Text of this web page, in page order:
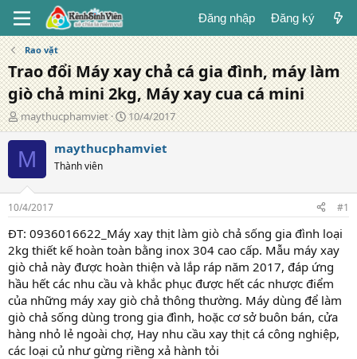
Đăng nhập Đăng ký
Rao vặt
Trao đổi Máy xay chả cá gia đình, máy làm
giò chả mini 2kg, Máy xay cua cá mini
T
á
c
g
ả
maythucphamviet
N
g
à
g
10/4/2017
M maythucphamviet
Thành viên
10/4/2017 #1
ĐT: 0936016622_Máy xay thịt làm giò chả sống gia đình loại
2kg thiết kế hoàn toàn bằng inox 304 cao cấp. Mẫu máy xay
giò chả này được hoàn thiện và lắp ráp năm 2017, đáp ứng
hầu hết các nhu cầu và khắc phục được hết các nhược điểm
của những máy xay giò chả thông thường. Máy dùng để làm
giò chả sống dùng trong gia đình, hoặc cơ sở buôn bán, cửa
hàng nhỏ lẻ ngoài chợ, Hay nhu cầu xay thịt cá công nghiệp,
các loại củ như gừng riềng xả hành tỏi